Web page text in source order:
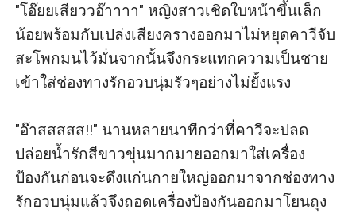
"โอ๊ยยเสียววอ๊าาาา" หญิงสาวเชิดใบหน้าขึ้นเล็ก
น้อยพร้อมกับเปล่งเสียงครางออกมาไม่หยุดคาวีจับ
สะโพกมนไว้มั่นจากนั้นจึงกระแทกความเป็นชาย
เข้าใส่ช่องทางรักอวบนุ่มรัวๆอย่างไม่ยั้งแรง
"อ๊าสสสสส!!" นานหลายนาทีกว่าที่คาวีจะปลด
ปล่อยน้ำรักสีขาวขุ่นมากมายออกมาใส่เครื่อง
ป้องกันก่อนจะดึงแก่นกายใหญ่ออกมาจากช่องทาง
รักอวบนุ่มแล้วจึงถอดเครื่องป้องกันออกมาโยนถุง